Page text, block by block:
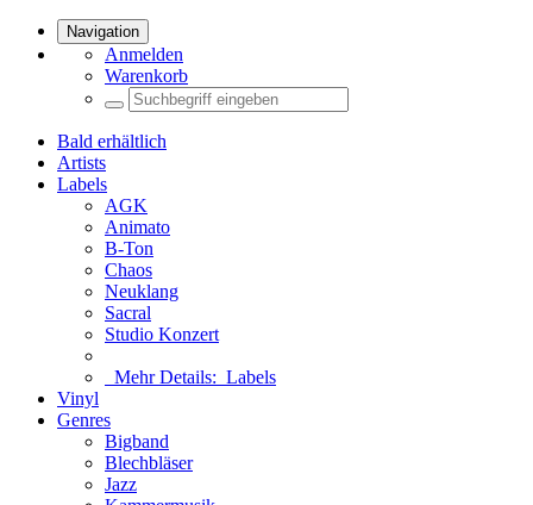
Navigation
Anmelden
Warenkorb
Bald erhältlich
Artists
Labels
AGK
Animato
B-Ton
Chaos
Neuklang
Sacral
Studio Konzert
Mehr Details: Labels
Vinyl
Genres
Bigband
Blechbläser
Jazz